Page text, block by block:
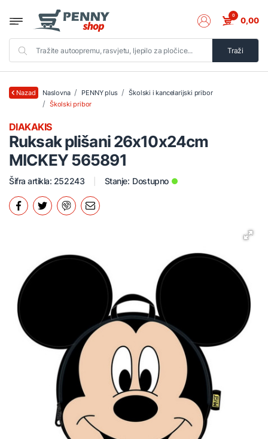
Traži
0 0,00
Nazad Naslovna PENNY plus
Školski i kancelarijski pribor
Školski pribor
Ruksak plišani 26x10x24cm
MICKEY 565891
DIAKAKIS
Šifra artikla: 252243 Stanje: Dostupno